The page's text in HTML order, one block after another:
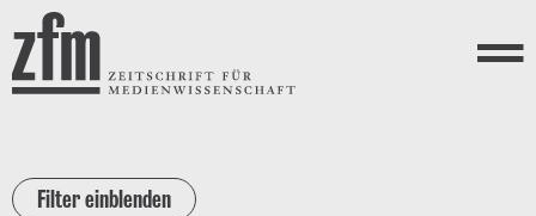
Direkt zum Inhalt
ZEITSCHRIFT FÜR
MEDIENWISSENSCHAFT
Menü
Filter einblenden